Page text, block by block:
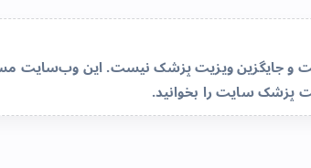
جایگزین ویزیت پزشک نیست. این وب‌سایت
پزشک سایترا بخوانید.